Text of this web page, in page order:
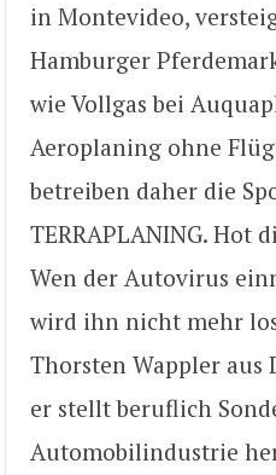
in Montevideo,
Hamburger
wie Vollgas bei
Aeroplaning ohne
betreiben daher die
TERRAPLANING. Hot
Wen der Autovirus
wird ihn nicht mehr
Thorsten Wappler aus
er stellt beruflich
Automobilindustrie